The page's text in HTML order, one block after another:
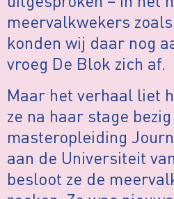
meervalkwekers zoals
konden wij daar nog
vroeg De Blok zich af.
Maar het verhaal liet
ze na haar stage
masteropleiding
aan de Universiteit
besloot ze de